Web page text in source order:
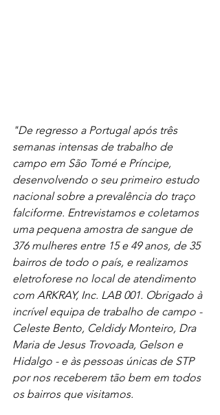
"De regresso a Portugal após três
semanas intensas de trabalho de
campo em São Tomé e Príncipe,
desenvolvendo o seu primeiro estudo
nacional sobre a prevalência do traço
falciforme. Entrevistamos e coletamos
uma pequena amostra de sangue de
376 mulheres entre 15 e 49 anos, de 35
bairros de todo o país, e realizamos
eletroforese no local de atendimento
com ARKRAY, Inc. LAB 001. Obrigado à
incrível equipa de trabalho de campo -
Celeste Bento, Celdidy Monteiro, Dra
Maria de Jesus Trovoada, Gelson e
Hidalgo - e às pessoas únicas de STP
por nos receberem tão bem em todos
os bairros que visitamos.